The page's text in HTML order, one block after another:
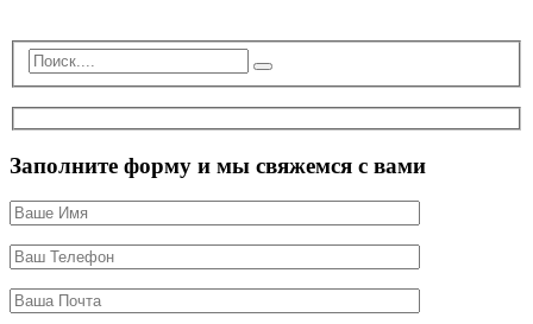
Заполните форму и мы свяжемся с вами